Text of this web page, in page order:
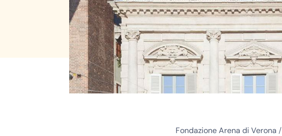
Fondazione Arena di Verona /